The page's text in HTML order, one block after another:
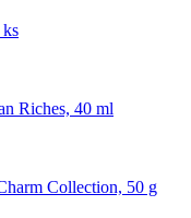
Riches, 40 ml
Collection, 50 g